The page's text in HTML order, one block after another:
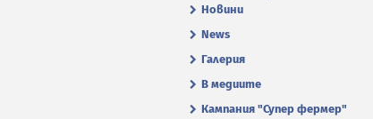
Новини
News
Галерия
В медиите
Кампания "Супер фермер"